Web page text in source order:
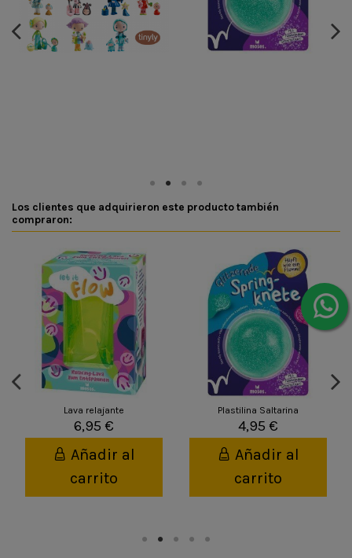
Los clientes que adquirieron este producto también
compraron:
Lava relajante
6,95 €
Añadir al
carrito
Plastilina Saltarina
4,95 €
Añadir al
carrito